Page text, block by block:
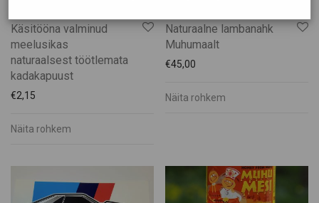
Käsitööna valminud
meelusikas
naturaalsest töötlemata
kadakapuust
€2,15
Näita rohkem
Naturaalne lambanahk
Muhumaalt
€45,00
Näita rohkem